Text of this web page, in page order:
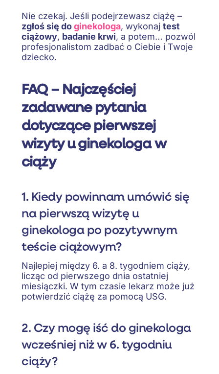
Nie czekaj. Jeśli podejrzewasz ciążę –
zgłoś się doginekologa, wykonaj test
ciążowy, badanie krwi, a potem… pozwól
profesjonalistom zadbać o Ciebie i Twoje
dziecko.
FAQ – Najczęściej
zadawane pytania
dotyczące pierwszej
wizyty u ginekologa w
ciąży
1. Kiedy powinnam umówić się
na pierwszą wizytę u
ginekologa po pozytywnym
teście ciążowym?
Najlepiej między 6. a 8. tygodniem ciąży,
licząc od pierwszego dnia ostatniej
miesiączki. W tym czasie lekarz może już
potwierdzić ciążę za pomocą USG.
2. Czy mogę iść do ginekologa
wcześniej niż w 6. tygodniu
ciąży?